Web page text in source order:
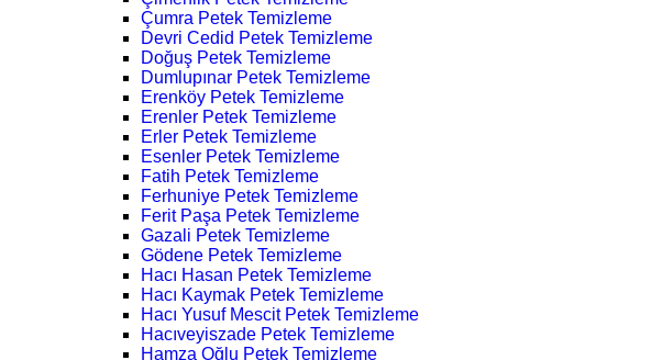
Çumra Petek Temizleme
Devri Cedid Petek Temizleme
Doğuş Petek Temizleme
Dumlupınar Petek Temizleme
Erenköy Petek Temizleme
Erenler Petek Temizleme
Erler Petek Temizleme
Esenler Petek Temizleme
Fatih Petek Temizleme
Ferhuniye Petek Temizleme
Ferit Paşa Petek Temizleme
Gazali Petek Temizleme
Gödene Petek Temizleme
Hacı Hasan Petek Temizleme
Hacı Kaymak Petek Temizleme
Hacı Yusuf Mescit Petek Temizleme
Hacıveyiszade Petek Temizleme
Hamza Oğlu Petek Temizleme